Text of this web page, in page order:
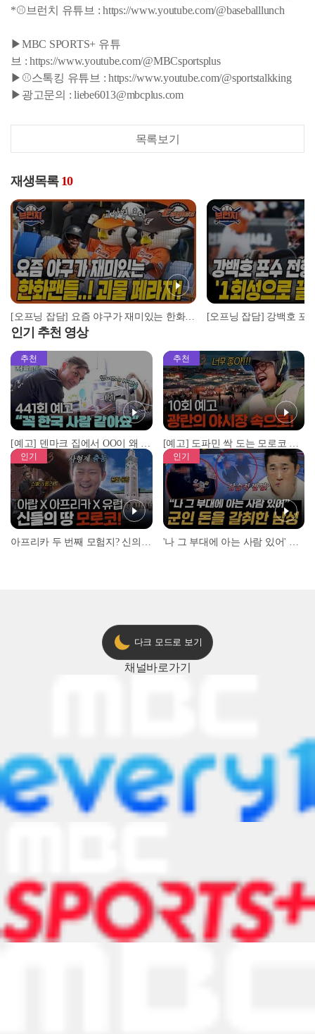
*⚾브런치 유튜브 : https://www.youtube.com/@baseballlunch
▶MBC SPORTS+ 유튜
브 : https://www.youtube.com/@MBCsportsplus
▶⚾스톡킹 유튜브 : https://www.youtube.com/@sportstalkking
▶광고문의 : liebe6013@mbcplus.com
목록보기
재생목록 10
[오프닝 잡담] 요즘 야구가 재미있는 한화 팬들!...고산병? 황준서가 6선발?? (괴물 페라자!) #베이스볼런치 2024.04.02
인기 추천 영상
추천
[예고] 덴마크 집에서 OO이 왜 나와...? 이상할 정도로 한국을 사랑하는 우리 형을 제보합니다!
추천
[예고] 도파민 싹 도는 모로코 야시장 투어!
인기 인기
다크 모드로 보기
채널바로가기